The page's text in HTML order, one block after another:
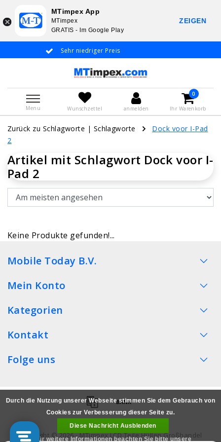
Sehr niedriger Preis
Menu Wunschzettel anmelden
0
Ihr Warenkorb
Zurück zu Schlagworte | Schlagworte
Dock voor I-Pad
2
Artikel mit Schlagwort Dock voor I-
Pad 2
Keine Produkte gefunden!...
Mobile Today B.V.
Mein Konto
Kategorien
Kontakt
Folge uns
Copyright © 2026 - MTimpex LCD Teile Hüllen Großhandel
Durch die Nutzung unserer Webseite stimmen Sie dem Gebrauch von
Cookies zur Verbesserung dieser Seite zu.
Diese Nachricht Ausblenden
Für weitere Informationen beachten Sie bitte unsere
MTimpex App
MTimpex
GRATIS - Im Google Play
ZEIGEN